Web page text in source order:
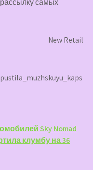
самых
New Retail
Sky Nomad
клумбу на 36